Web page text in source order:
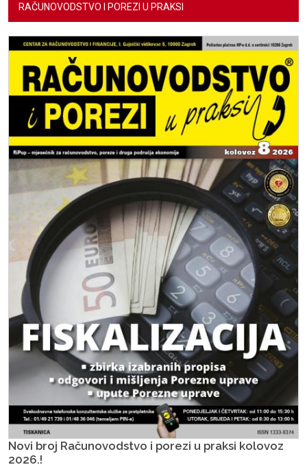
RAČUNOVODSTVO I POREZI U PRAKSI
Novi broj Računovodstvo i porezi u praksi kolovoz
2026.!